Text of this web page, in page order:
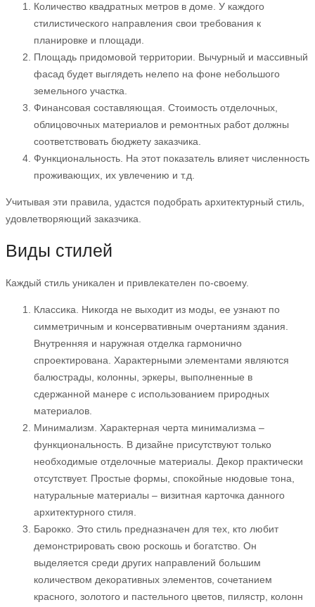
Количество квадратных метров в доме. У каждого
стилистического направления свои требования к
планировке и площади.
Площадь придомовой территории. Вычурный и массивный
фасад будет выглядеть нелепо на фоне небольшого
земельного участка.
Финансовая составляющая. Стоимость отделочных,
облицовочных материалов и ремонтных работ должны
соответствовать бюджету заказчика.
Функциональность. На этот показатель влияет численность
проживающих, их увлечению и т.д.
Учитывая эти правила, удастся подобрать архитектурный стиль,
удовлетворяющий заказчика.
Виды стилей
Каждый стиль уникален и привлекателен по-своему.
Классика. Никогда не выходит из моды, ее узнают по
симметричным и консервативным очертаниям здания.
Внутренняя и наружная отделка гармонично
спроектирована. Характерными элементами являются
балюстрады, колонны, эркеры, выполненные в
сдержанной манере с использованием природных
материалов.
Минимализм. Характерная черта минимализма –
функциональность. В дизайне присутствуют только
необходимые отделочные материалы. Декор практически
отсутствует. Простые формы, спокойные нюдовые тона,
натуральные материалы – визитная карточка данного
архитектурного стиля.
Барокко. Это стиль предназначен для тех, кто любит
демонстрировать свою роскошь и богатство. Он
выделяется среди других направлений большим
количеством декоративных элементов, сочетанием
красного, золотого и пастельного цветов, пилястр, колонн